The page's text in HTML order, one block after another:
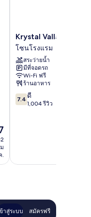
.
Krystal
Vallarta
โซน
โรงแรม
Krystal Vallarta
โซนโรงแรม
สระว่ายน้ำ
มีที่จอดรถ
Wi-Fi ฟรี
ร้านอาหาร
7.4
จาก
7.4 ดี
1,004 รีวิว
าสู่ระบบ สมัครฟรี